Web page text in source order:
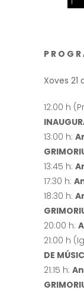
P R O G
Xoves 21
12:00 h
13:00 h:
13:45 h:
17:30 h:
18:30 h:
20:00 h:
21:00 h
DE
21:15 h: